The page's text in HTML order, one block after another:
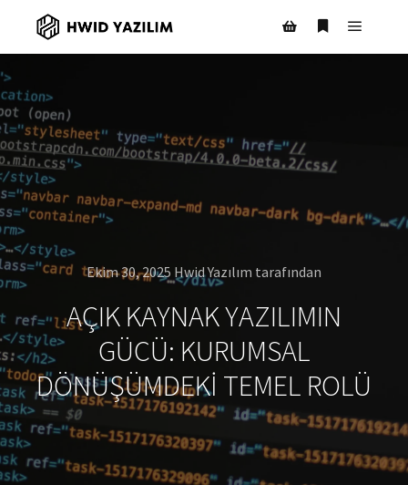
Ekim 30, 2025 Hwid Yazılım tarafından
AÇIK KAYNAK YAZILIMIN
GÜCÜ: KURUMSAL
DÖNÜŞÜMDEKI TEMEL ROLÜ